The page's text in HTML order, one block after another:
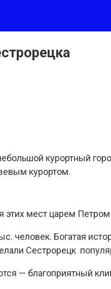
курортный
курортом.
этих мест царем Петром
человек. Богатая
Сестрорецк
благоприятный